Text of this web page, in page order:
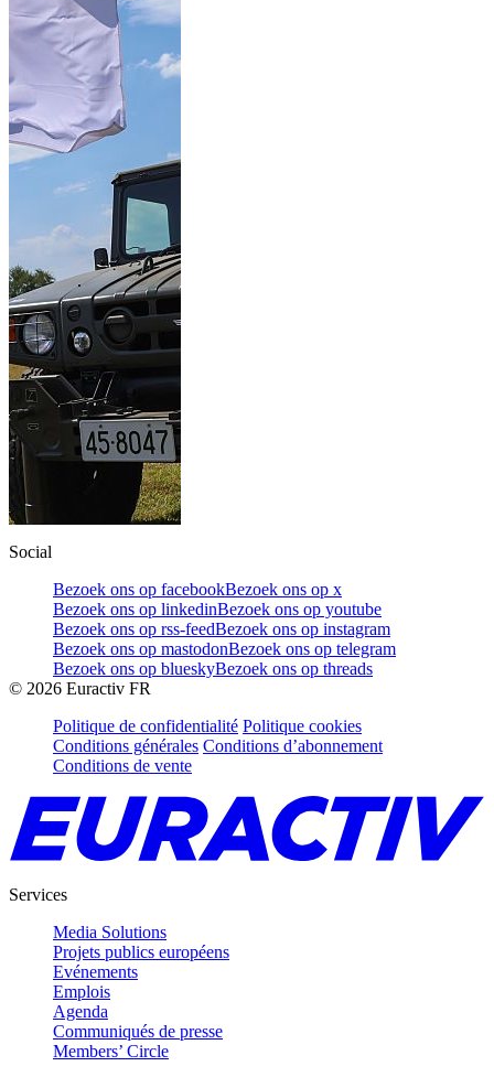
Social
Bezoek ons op facebookBezoek ons op x
Bezoek ons op linkedinBezoek ons op youtube
Bezoek ons op rss-feedBezoek ons op instagram
Bezoek ons op mastodonBezoek ons op telegram
Bezoek ons op blueskyBezoek ons op threads
© 2026 Euractiv FR
Politique de confidentialité Politique cookies
Conditions générales Conditions d’abonnement
Conditions de vente
Services
Media Solutions
Projets publics européens
Evénements
Emplois
Agenda
Communiqués de presse
Members’ Circle